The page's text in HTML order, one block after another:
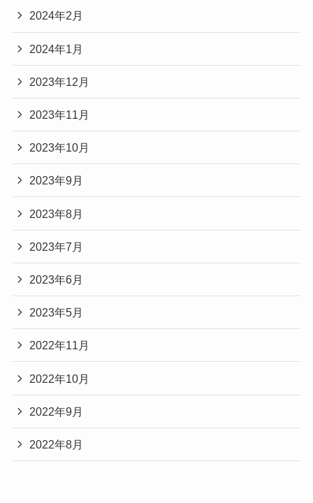
2024年2月
2024年1月
2023年12月
2023年11月
2023年10月
2023年9月
2023年8月
2023年7月
2023年6月
2023年5月
2022年11月
2022年10月
2022年9月
2022年8月